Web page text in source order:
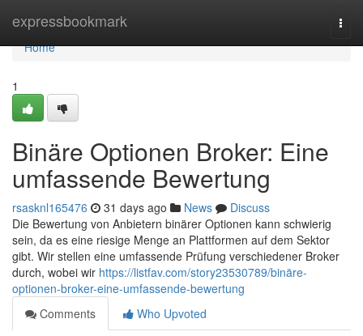
expressbookmark
Home
Home
1
Binäre Optionen Broker: Eine
umfassende Bewertung
rsasknl165476 31 days ago News
Discuss
Die Bewertung von Anbietern binärer Optionen kann schwierig
sein, da es eine riesige Menge an Plattformen auf dem Sektor
gibt. Wir stellen eine umfassende Prüfung verschiedener Broker
durch, wobei wir https://listfav.com/story23530789/binäre-
optionen-broker-eine-umfassende-bewertung
Comments
Who Upvoted